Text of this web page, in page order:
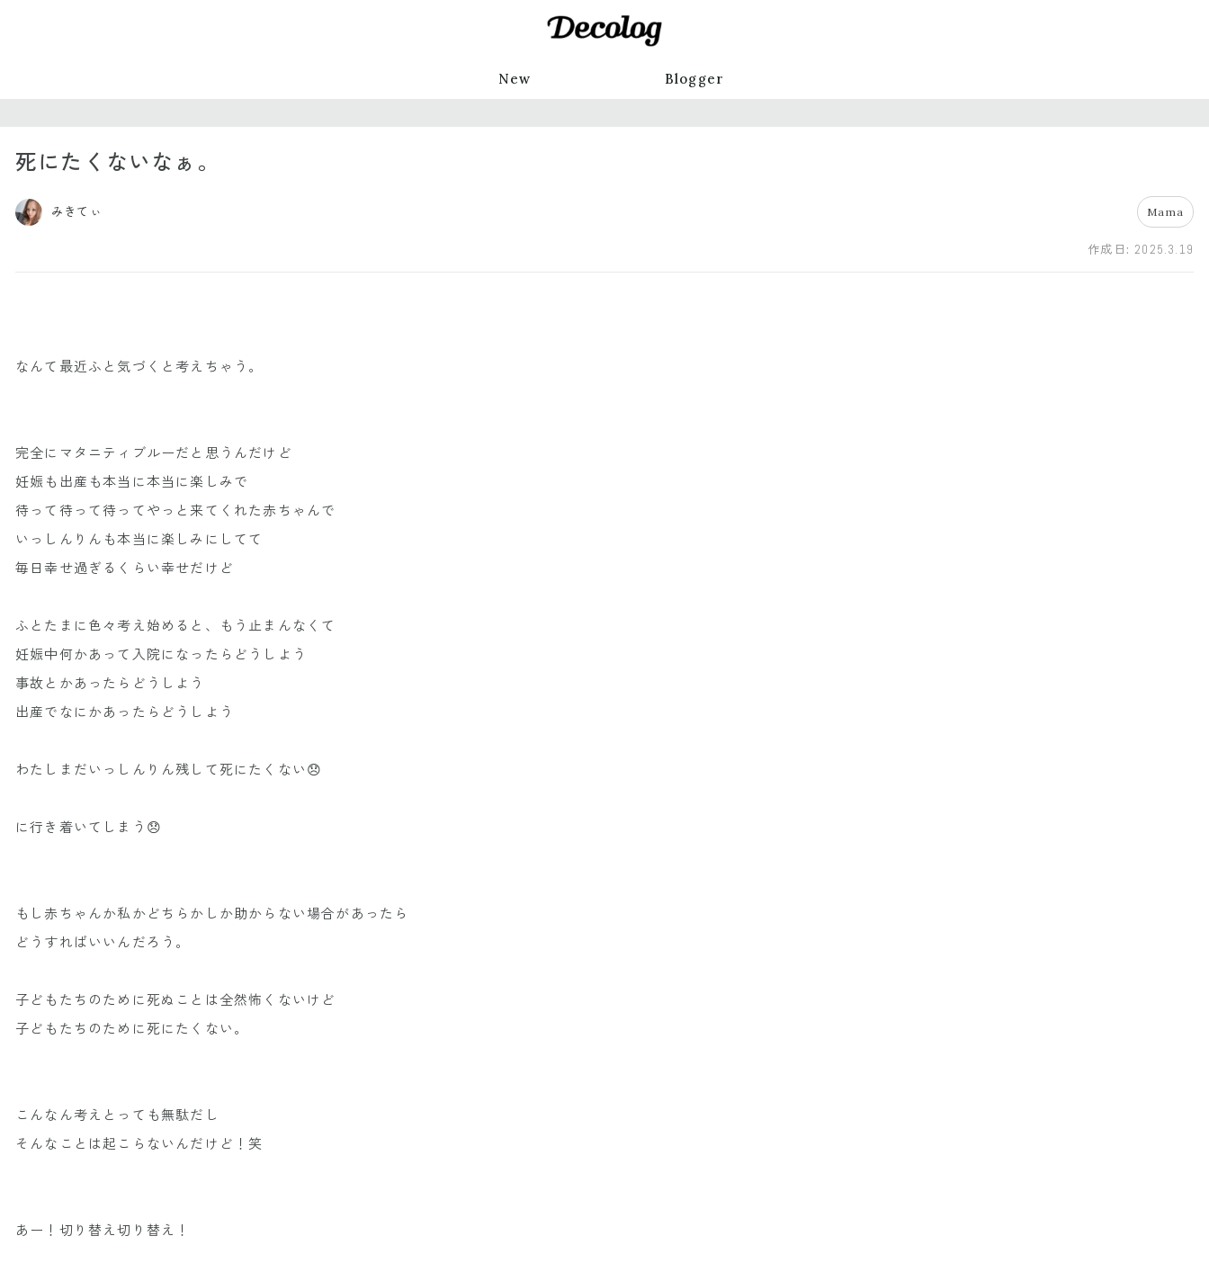
New Blogger
死にたくないなぁ。
みきてぃ Mama
作成日:2025.3.19
なんて最近ふと気づくと考えちゃう。
完全にマタニティブルーだと思うんだけど
妊娠も出産も本当に本当に楽しみで
待って待って待ってやっと来てくれた赤ちゃんで
いっしんりんも本当に楽しみにしてて
毎日幸せ過ぎるくらい幸せだけど
ふとたまに色々考え始めると、もう止まんなくて
妊娠中何かあって入院になったらどうしよう
事故とかあったらどうしよう
出産でなにかあったらどうしよう
わたしまだいっしんりん残して死にたくない😞
に行き着いてしまう😞
もし赤ちゃんか私かどちらかしか助からない場合があったら
どうすればいいんだろう。
子どもたちのために死ぬことは全然怖くないけど
子どもたちのために死にたくない。
こんなん考えとっても無駄だし
そんなことは起こらないんだけど！笑
あー！切り替え切り替え！